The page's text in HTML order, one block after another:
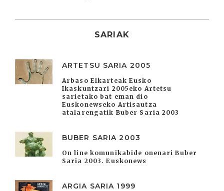
SARIAK
ARTETSU SARIA 2005
Arbaso Elkarteak Eusko
Ikaskuntzari 2005eko Artetsu
sarietako bat eman dio
Euskonewseko Artisautza
atalarengatik Buber Saria 2003
BUBER SARIA 2003
On line komunikabide onenari Buber
Saria 2003. Euskonews
ARGIA SARIA 1999